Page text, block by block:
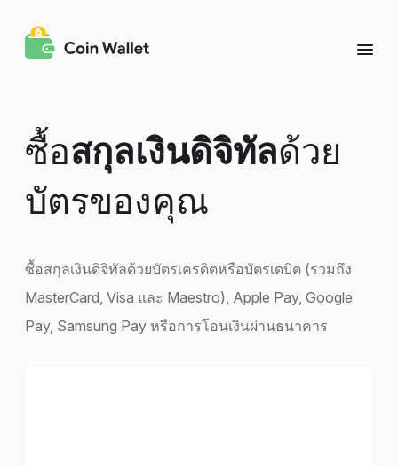
ซื้อสกุลเงินดิจิทัลด้วย
บัตรของคุณ
ซื้อสกุลเงินดิจิทัลด้วยบัตรเครดิตหรือบัตรเดบิต (รวมถึง
MasterCard, Visa และ Maestro), Apple Pay, Google
Pay, Samsung Pay หรือการโอนเงินผ่านธนาคาร